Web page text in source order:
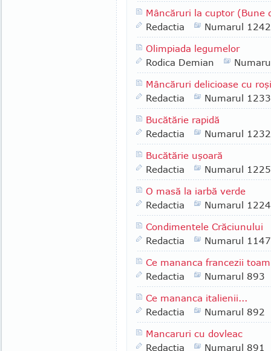
Mâncăruri la cuptor (Bune
Redactia
Numarul 1242
Olimpiada legumelor
Rodica Demian
Mâncăruri delicioase cu
Redactia
Numarul 1233
Bucătărie rapidă
Redactia
Numarul 1232
Bucătărie uşoară
Redactia
Numarul 1225
O masă la iarbă verde
Redactia
Numarul 1224
Condimentele Crăciunului
Redactia
Numarul 1147
Ce mananca francezii
Redactia
Numarul 893
Ce mananca italienii...
Redactia
Numarul 892
Mancaruri cu dovleac
Redactia
Numarul 891